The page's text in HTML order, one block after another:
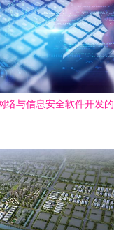
络与信息安全软件开发的